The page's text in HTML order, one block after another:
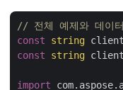
// 전체 예제와 데이
const
string
const
string
import